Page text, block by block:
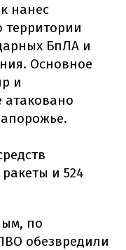
нанес
БпЛА и
Основное
и
и 524
по
обезвредили